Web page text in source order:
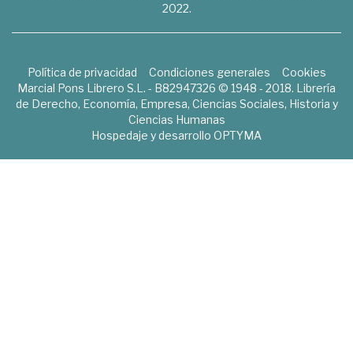
2022.
Política de privacidad Condiciones generales
Cookies
Marcial Pons Librero S.L. - B82947326 © 1948 - 2018. Librería
de Derecho, Economía, Empresa, Ciencias Sociales, Historia y
Ciencias Humanas
Hospedaje y desarrollo OPTYMA